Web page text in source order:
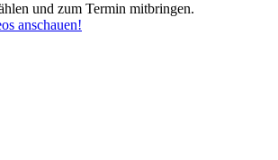
und zum Termin mitbringen.
anschauen!